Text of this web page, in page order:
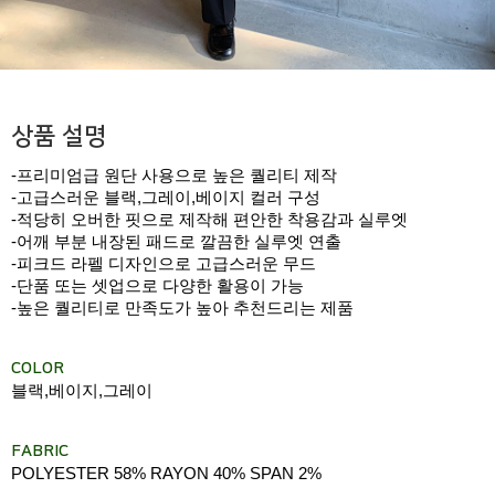
상품 설명
-프리미엄급 원단 사용으로 높은 퀄리티 제작
-고급스러운 블랙,그레이,베이지 컬러 구성
-적당히 오버한 핏으로 제작해 편안한 착용감과 실루엣
-어깨 부분 내장된 패드로 깔끔한 실루엣 연출
-피크드 라펠 디자인으로 고급스러운 무드
-단품 또는 셋업으로 다양한 활용이 가능
-높은 퀄리티로 만족도가 높아 추천드리는 제품
COLOR
블랙,베이지,그레이
FABRIC
POLYESTER 58% RAYON 40% SPAN 2%